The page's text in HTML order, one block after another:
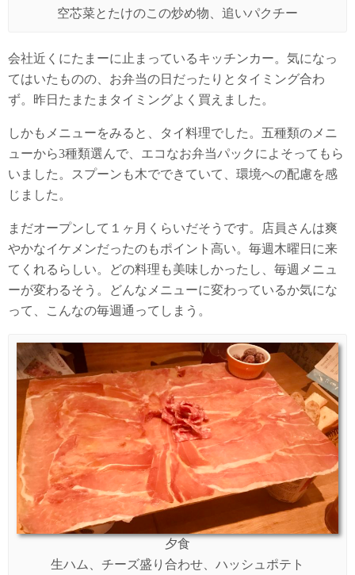
空芯菜とたけのこの炒め物、追いパクチー
会社近くにたまーに止まっているキッチンカー。気になっ
てはいたものの、お弁当の日だったりとタイミング合わ
ず。昨日たまたまタイミングよく買えました。
しかもメニューをみると、タイ料理でした。五種類のメニ
ューから3種類選んで、エコなお弁当パックによそってもら
いました。スプーンも木でできていて、環境への配慮を感
じました。
まだオープンして１ヶ月くらいだそうです。店員さんは爽
やかなイケメンだったのもポイント高い。毎週木曜日に来
てくれるらしい。どの料理も美味しかったし、毎週メニュ
ーが変わるそう。どんなメニューに変わっているか気にな
って、こんなの毎週通ってしまう。
夕食
生ハム、チーズ盛り合わせ、ハッシュポテト